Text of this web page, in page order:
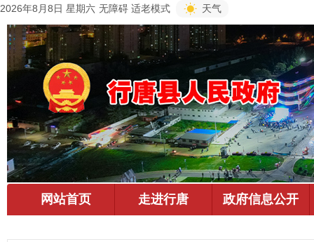
2026年8月8日 星期六 无障碍 适老模式 天气